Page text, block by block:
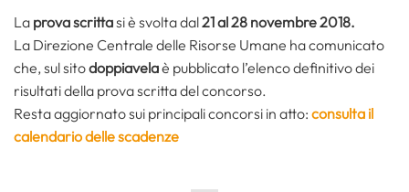
La prova scrittasi è svolta dal21 al 28 novembre 2018.
La Direzione Centrale delle Risorse Umane ha comunicato
che, sul sitodoppiavelaè pubblicato l’elenco definitivo dei
risultati della prova scritta del concorso.
Resta aggiornato sui principali concorsi in atto: consulta il
calendario delle scadenze